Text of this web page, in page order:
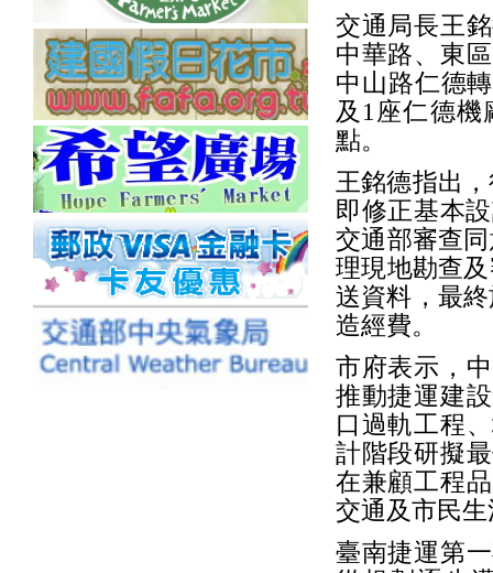
交通局長王
中華路、東
中山路仁德
及1座仁德機
點。
王銘德指出
即修正基本
交通部審查
理現地勘查
送資料，最
造經費。
市府表示，
推動捷運建
口過軌工程
計階段研擬
在兼顧工程
交通及市民
臺南捷運第